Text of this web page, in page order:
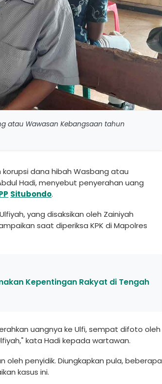
atau Wawasan Kebangsaan tahun
dana hibah Wasbang atau
Hadi, menyebut penyerahan uang
Situbondo.
yang disaksikan oleh Zainiyah
saat diperiksa KPK di Mapolres
Kepentingan Rakyat di Tengah
uangnya ke Ulfi, sempat difoto oleh
kata Hadi kepada wartawan.
penyidik. Diungkapkan pula, beberapa
kasus ini.